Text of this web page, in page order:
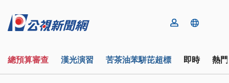
總預算審查 漢光演習 苦茶油苯駢芘超標 即時 熱